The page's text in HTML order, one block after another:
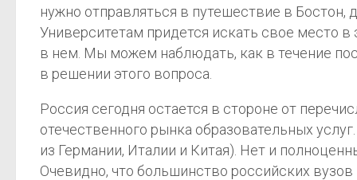
нужно отправляться в путешествие в Бостон,
Университетам придется искать свое место
в нем. Мы можем наблюдать, как в течение
в решении этого вопроса.
Россия сегодня остается в стороне от
отечественного рынка образовательных
из Германии, Италии и Китая). Нет и
Очевидно, что большинство российских